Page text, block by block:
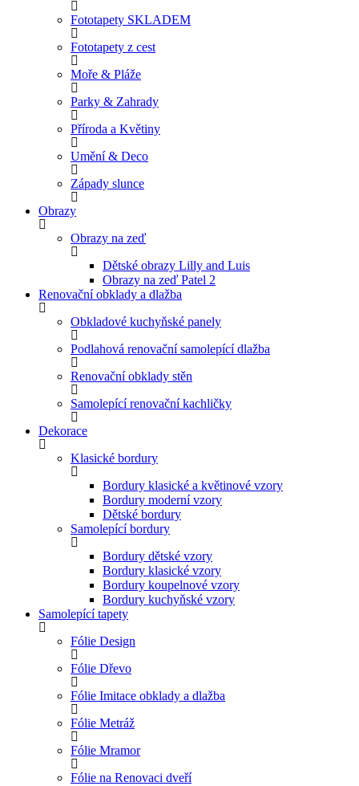
Fototapety SKLADEM
Fototapety z cest
Moře & Pláže
Parky & Zahrady
Příroda a Květiny
Umění & Deco
Západy slunce
Obrazy
Obrazy na zeď
Dětské obrazy Lilly and Luis
Obrazy na zeď Patel 2
Renovační obklady a dlažba
Obkladové kuchyňské panely
Podlahová renovační samolepící dlažba
Renovační obklady stěn
Samolepící renovační kachličky
Dekorace
Klasické bordury
Bordury klasické a květinové vzory
Bordury moderní vzory
Dětské bordury
Samolepící bordury
Bordury dětské vzory
Bordury klasické vzory
Bordury koupelnové vzory
Bordury kuchyňské vzory
Samolepící tapety
Fólie Design
Fólie Dřevo
Fólie Imitace obklady a dlažba
Fólie Metráž
Fólie Mramor
Fólie na Renovaci dveří